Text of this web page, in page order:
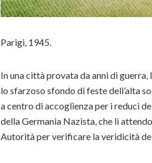
Parigi, 1945.
In una città provata da anni di guerra,
lo sfarzoso sfondo di feste dell’alta
a centro di accoglienza per i reduci
della Germania Nazista, che lì
Autorità per verificare la veridicità